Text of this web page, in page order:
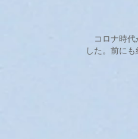
コロナ時代
した。前に